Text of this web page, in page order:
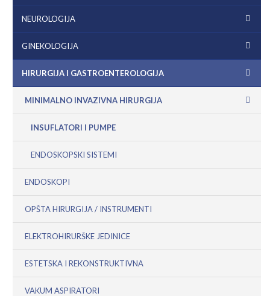
NEUROLOGIJA
GINEKOLOGIJA
HIRURGIJA I GASTROENTEROLOGIJA
MINIMALNO INVAZIVNA HIRURGIJA
INSUFLATORI I PUMPE
ENDOSKOPSKI SISTEMI
ENDOSKOPI
OPŠTA HIRURGIJA / INSTRUMENTI
ELEKTROHIRURŠKE JEDINICE
ESTETSKA I REKONSTRUKTIVNA
VAKUM ASPIRATORI